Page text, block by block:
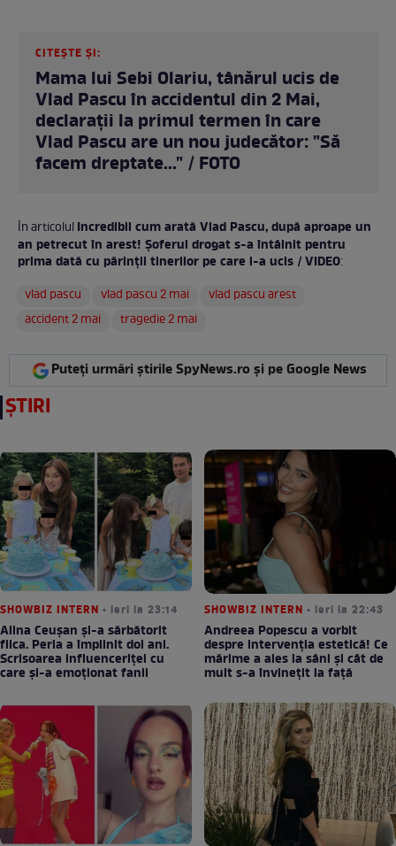
CITEȘTE ȘI:
Mama lui Sebi Olariu, tânărul ucis de
Vlad Pascu în accidentul din 2 Mai,
declarații la primul termen în care
Vlad Pascu are un nou judecător: "Să
facem dreptate..." / FOTO
În articolulIncredibil cum arată Vlad Pascu, după aproape un
an petrecut în arest! Șoferul drogat s-a întâlnit pentru
prima dată cu părinții tinerilor pe care i-a ucis / VIDEO:
vlad pascu
vlad pascu 2 mai
vlad pascu arest
accident 2 mai
tragedie 2 mai
Puteți urmări știrile SpyNews.ro și pe Google News
ȘTIRI
SHOWBIZ INTERN • ieri la 23:14
Alina Ceușan și-a sărbătorit
fiica. Perla a împlinit doi ani.
Scrisoarea influenceriței cu
care și-a emoționat fanii
SHOWBIZ INTERN • ieri la 22:43
Andreea Popescu a vorbit
despre intervenția estetică! Ce
mărime a ales la sâni și cât de
mult s-a învinețit la față